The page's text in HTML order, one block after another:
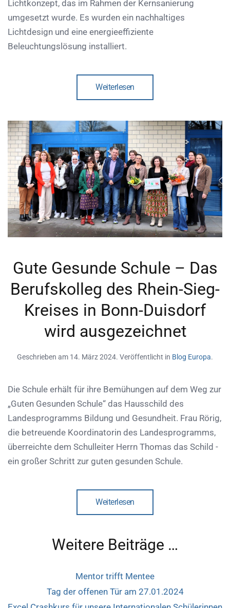
Lichtkonzept, das im Rahmen der Kernsanierung
umgesetzt wurde. Es wurden ein nachhaltiges
Lichtdesign und eine energieeffiziente
Beleuchtungslösung installiert.
Weiterlesen
Gute Gesunde Schule – Das
Berufskolleg des Rhein-Sieg-
Kreises in Bonn-Duisdorf
wird ausgezeichnet
Geschrieben am 14. März 2024. Veröffentlicht in Blog Europa.
Die Schule erhält für ihre Bemühungen auf dem Weg zur
„Guten Gesunden Schule“ das Hausschild des
Landesprogramms Bildung und Gesundheit. Frau Rörig,
die betreuende Koordinatorin des Landesprogramms,
überreichte dem Schulleiter Herrn Thomas das Schild -
ein großer Schritt zur guten gesunden Schule.
Weiterlesen
Weitere Beiträge …
Mentor trifft Mentee
Tag der offenen Tür am 27.01.2024